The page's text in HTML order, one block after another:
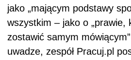
jako „mającym podstawy
wszystkim – jako o „prawie,
zostawić samym
uwadze, zespół Pracuj.pl